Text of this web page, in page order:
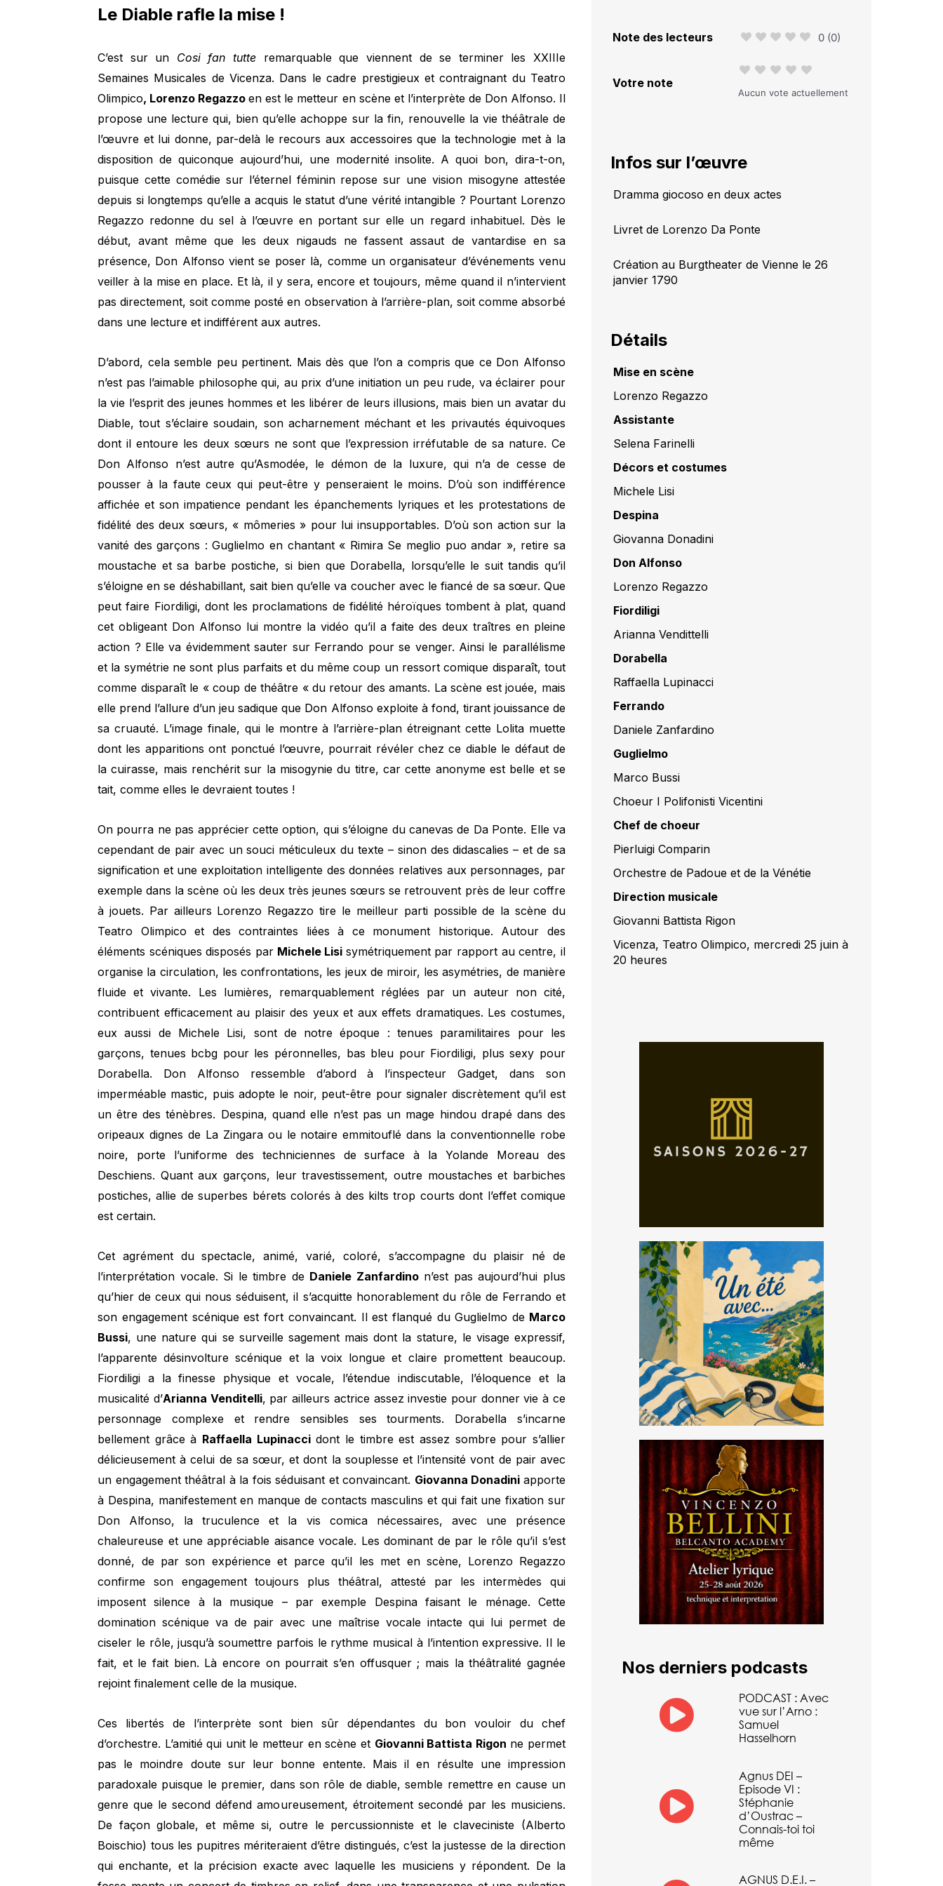
Le Diable rafle la mise !
C’est sur un Cosi fan tutte remarquable que viennent de se terminer les XXIIIe
Semaines Musicales de Vicenza. Dans le cadre prestigieux et contraignant du Teatro
Olimpico, Lorenzo Regazzoen est le metteur en scène et l’interprète de Don Alfonso. Il
propose une lecture qui, bien qu’elle achoppe sur la fin, renouvelle la vie théâtrale de
l’œuvre et lui donne, par-delà le recours aux accessoires que la technologie met à la
disposition de quiconque aujourd’hui, une modernité insolite. A quoi bon, dira-t-on,
puisque cette comédie sur l’éternel féminin repose sur une vision misogyne attestée
depuis si longtemps qu’elle a acquis le statut d’une vérité intangible ? Pourtant Lorenzo
Regazzo redonne du sel à l’œuvre en portant sur elle un regard inhabituel. Dès le
début, avant même que les deux nigauds ne fassent assaut de vantardise en sa
présence, Don Alfonso vient se poser là, comme un organisateur d’événements venu
veiller à la mise en place. Et là, il y sera, encore et toujours, même quand il n’intervient
pas directement, soit comme posté en observation à l’arrière-plan, soit comme absorbé
dans une lecture et indifférent aux autres.
D’abord, cela semble peu pertinent. Mais dès que l’on a compris que ce Don Alfonso
n’est pas l’aimable philosophe qui, au prix d’une initiation un peu rude, va éclairer pour
la vie l’esprit des jeunes hommes et les libérer de leurs illusions, mais bien un avatar du
Diable, tout s’éclaire soudain, son acharnement méchant et les privautés équivoques
dont il entoure les deux sœurs ne sont que l’expression irréfutable de sa nature. Ce
Don Alfonso n’est autre qu’Asmodée, le démon de la luxure, qui n’a de cesse de
pousser à la faute ceux qui peut-être y penseraient le moins. D’où son indifférence
affichée et son impatience pendant les épanchements lyriques et les protestations de
fidélité des deux sœurs, « mômeries » pour lui insupportables. D’où son action sur la
vanité des garçons : Guglielmo en chantant « Rimira Se meglio puo andar », retire sa
moustache et sa barbe postiche, si bien que Dorabella, lorsqu’elle le suit tandis qu’il
s’éloigne en se déshabillant, sait bien qu’elle va coucher avec le fiancé de sa sœur. Que
peut faire Fiordiligi, dont les proclamations de fidélité héroïques tombent à plat, quand
cet obligeant Don Alfonso lui montre la vidéo qu’il a faite des deux traîtres en pleine
action ? Elle va évidemment sauter sur Ferrando pour se venger. Ainsi le parallélisme
et la symétrie ne sont plus parfaits et du même coup un ressort comique disparaît, tout
comme disparaît le « coup de théâtre « du retour des amants. La scène est jouée, mais
elle prend l’allure d’un jeu sadique que Don Alfonso exploite à fond, tirant jouissance de
sa cruauté. L’image finale, qui le montre à l’arrière-plan étreignant cette Lolita muette
dont les apparitions ont ponctué l’œuvre, pourrait révéler chez ce diable le défaut de
la cuirasse, mais renchérit sur la misogynie du titre, car cette anonyme est belle et se
tait, comme elles le devraient toutes !
On pourra ne pas apprécier cette option, qui s’éloigne du canevas de Da Ponte. Elle va
cependant de pair avec un souci méticuleux du texte – sinon des didascalies – et de sa
signification et une exploitation intelligente des données relatives aux personnages, par
exemple dans la scène où les deux très jeunes sœurs se retrouvent près de leur coffre
à jouets. Par ailleurs Lorenzo Regazzo tire le meilleur parti possible de la scène du
Teatro Olimpico et des contraintes liées à ce monument historique. Autour des
éléments scéniques disposés parMichele Lisi symétriquement par rapport au centre, il
organise la circulation, les confrontations, les jeux de miroir, les asymétries, de manière
fluide et vivante. Les lumières, remarquablement réglées par un auteur non cité,
contribuent efficacement au plaisir des yeux et aux effets dramatiques. Les costumes,
eux aussi de Michele Lisi, sont de notre époque : tenues paramilitaires pour les
garçons, tenues bcbg pour les péronnelles, bas bleu pour Fiordiligi, plus sexy pour
Dorabella. Don Alfonso ressemble d’abord à l’inspecteur Gadget, dans son
imperméable mastic, puis adopte le noir, peut-être pour signaler discrètement qu’il est
un être des ténèbres. Despina, quand elle n’est pas un mage hindou drapé dans des
oripeaux dignes de La Zingara ou le notaire emmitouflé dans la conventionnelle robe
noire, porte l’uniforme des techniciennes de surface à la Yolande Moreau des
Deschiens. Quant aux garçons, leur travestissement, outre moustaches et barbiches
postiches, allie de superbes bérets colorés à des kilts trop courts dont l’effet comique
est certain.
Cet agrément du spectacle, animé, varié, coloré, s’accompagne du plaisir né de
l’interprétation vocale. Si le timbre de Daniele Zanfardinon’est pas aujourd’hui plus
qu’hier de ceux qui nous séduisent, il s’acquitte honorablement du rôle de Ferrando et
son engagement scénique est fort convaincant. Il est flanqué du Guglielmo de Marco
Bussi, une nature qui se surveille sagement mais dont la stature, le visage expressif,
l’apparente désinvolture scénique et la voix longue et claire promettent beaucoup.
Fiordiligi a la finesse physique et vocale, l’étendue indiscutable, l’éloquence et la
musicalité d’Arianna Venditelli, par ailleurs actrice assez investie pour donner vie à ce
personnage complexe et rendre sensibles ses tourments. Dorabella s’incarne
bellement grâce à Raffaella Lupinaccidont le timbre est assez sombre pour s’allier
délicieusement à celui de sa sœur, et dont la souplesse et l’intensité vont de pair avec
un engagement théâtral à la fois séduisant et convaincant. Giovanna Donadini apporte
à Despina, manifestement en manque de contacts masculins et qui fait une fixation sur
Don Alfonso, la truculence et la vis comica nécessaires, avec une présence
chaleureuse et une appréciable aisance vocale. Les dominant de par le rôle qu’il s’est
donné, de par son expérience et parce qu’il les met en scène, Lorenzo Regazzo
confirme son engagement toujours plus théâtral, attesté par les intermèdes qui
imposent silence à la musique – par exemple Despina faisant le ménage. Cette
domination scénique va de pair avec une maîtrise vocale intacte qui lui permet de
ciseler le rôle, jusqu’à soumettre parfois le rythme musical à l’intention expressive. Il le
fait, et le fait bien. Là encore on pourrait s’en offusquer ; mais la théâtralité gagnée
rejoint finalement celle de la musique.
Ces libertés de l’interprète sont bien sûr dépendantes du bon vouloir du chef
d’orchestre. L’amitié qui unit le metteur en scène et Giovanni Battista Rigon ne permet
pas le moindre doute sur leur bonne entente. Mais il en résulte une impression
paradoxale puisque le premier, dans son rôle de diable, semble remettre en cause un
genre que le second défend amoureusement, étroitement secondé par les musiciens.
De façon globale, et même si, outre le percussionniste et le claveciniste (Alberto
Boischio) tous les pupitres mériteraient d’être distingués, c’est la justesse de la direction
qui enchante, et la précision exacte avec laquelle les musiciens y répondent. De la
Note des lecteurs 0 (0)
Votre note
Aucun vote actuellement
Infos sur l’œuvre
Dramma giocoso en deux actes
Livret de Lorenzo Da Ponte
Création au Burgtheater de Vienne le 26
janvier 1790
Détails
Mise en scène
Lorenzo Regazzo
Assistante
Selena Farinelli
Décors et costumes
Michele Lisi
Despina
Giovanna Donadini
Don Alfonso
Lorenzo Regazzo
Fiordiligi
Arianna Vendittelli
Dorabella
Raffaella Lupinacci
Ferrando
Daniele Zanfardino
Guglielmo
Marco Bussi
Choeur I Polifonisti Vicentini
Chef de choeur
Pierluigi Comparin
Orchestre de Padoue et de la Vénétie
Direction musicale
Giovanni Battista Rigon
Vicenza, Teatro Olimpico, mercredi 25 juin à
20 heures
Nos derniers podcasts
PODCAST : Avec
vue sur l’Arno :
Samuel
Hasselhorn
Agnus DEI –
Episode VI :
Stéphanie
d’Oustrac –
Connais-toi toi
même
AGNUS D.E.I. –